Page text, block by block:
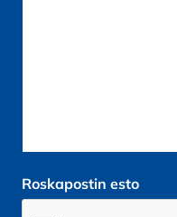
Roskapostin esto